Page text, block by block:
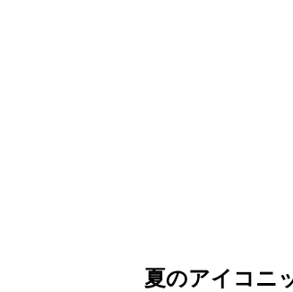
夏のアイコニ